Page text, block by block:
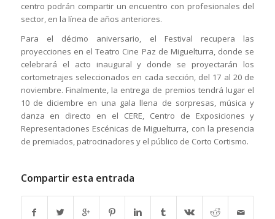
centro podrán compartir un encuentro con profesionales del
sector, en la línea de años anteriores.
Para el décimo aniversario, el Festival recupera las
proyecciones en el Teatro Cine Paz de Miguelturra, donde se
celebrará el acto inaugural y donde se proyectarán los
cortometrajes seleccionados en cada sección, del 17 al 20 de
noviembre. Finalmente, la entrega de premios tendrá lugar el
10 de diciembre en una gala llena de sorpresas, música y
danza en directo en el CERE, Centro de Exposiciones y
Representaciones Escénicas de Miguelturra, con la presencia
de premiados, patrocinadores y el público de Corto Cortismo.
Compartir esta entrada